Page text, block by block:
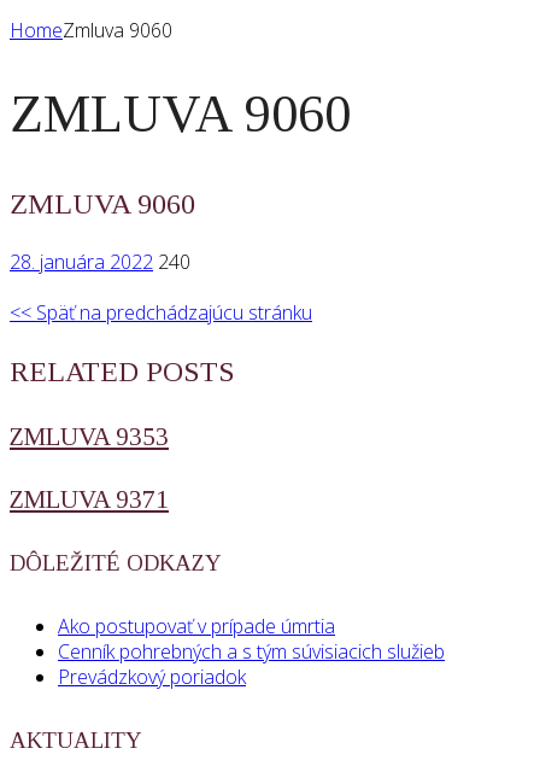
HomeZmluva 9060
ZMLUVA 9060
ZMLUVA 9060
28. januára 2022 240
<< Späť na predchádzajúcu stránku
RELATED POSTS
ZMLUVA 9353
ZMLUVA 9371
DÔLEŽITÉ ODKAZY
Ako postupovať v prípade úmrtia
Cenník pohrebných a s tým súvisiacich služieb
Prevádzkový poriadok
AKTUALITY